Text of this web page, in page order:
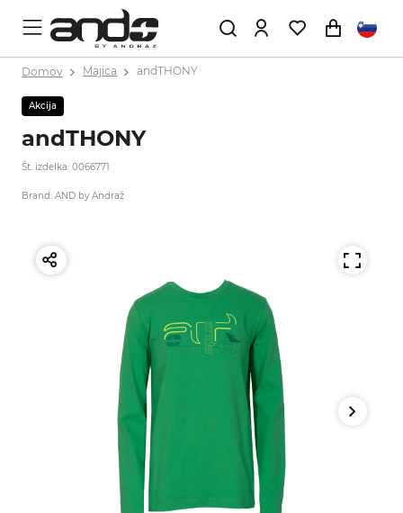
Domov Majica andTHONY
Akcija
andTHONY
Št. izdelka: 0066771
Brand: AND by Andraž